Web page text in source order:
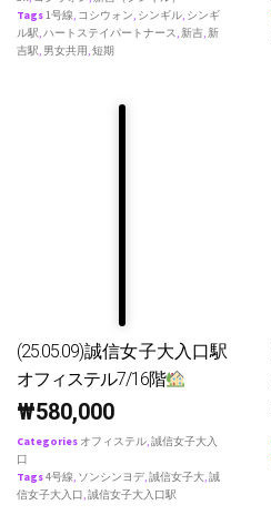
Tags1号線, コシウォン, シンギル, シンギ
ル駅,ハートステイパートナース,新吉,新
吉駅, 男女共用,短期
(25.05.09)誠信女子大入口駅
オフィステル7/16階
₩580,000
Categories オフィステル 誠信女子大入
口
Tags4号線 ソンシンヨデ 誠信女子大 誠
信女子大入口 誠信女子大入口駅